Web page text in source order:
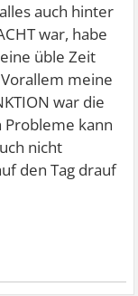
auch hinter
war, habe
üble Zeit
meine
war die
kann
nicht
den Tag drauf